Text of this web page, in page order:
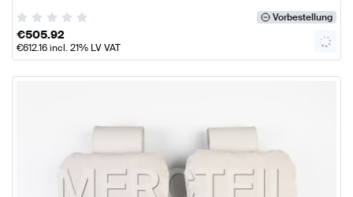
Vorbestellung
€505.92
€612.16incl. 21% LV VAT